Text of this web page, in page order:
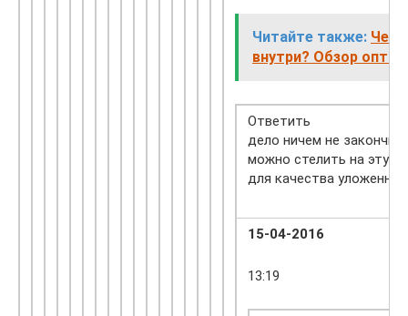
Читайте также: Чем
внутри? Обзор
Ответить
дело ничем не
можно стелить на эту
для качества
15-04-2016
13:19